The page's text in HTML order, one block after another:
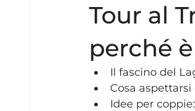
Tour al
perché
Il fascino del
Cosa
Idee per